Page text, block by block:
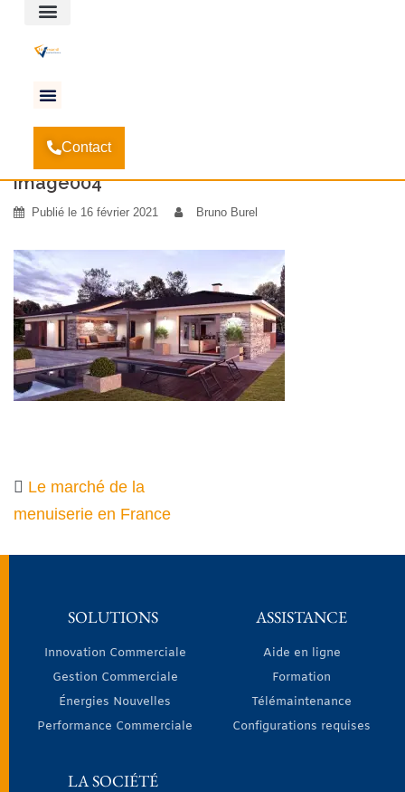
Contact
Accueil-Le marché de la menuiserie en France
image004
image004
Publié le 16 février 2021 Bruno Burel
Le marché de la
menuiserie en France
SOLUTIONS
Innovation Commerciale
Gestion Commerciale
Énergies Nouvelles
Performance Commerciale
ASSISTANCE
Aide en ligne
Formation
Télémaintenance
Configurations requises
LA SOCIÉTÉ